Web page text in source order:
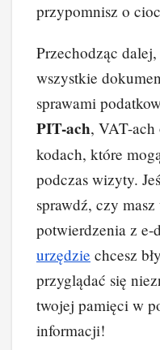
przypomnisz o
Przechodząc
wszystkie
sprawami
PIT-ach, VAT-ach
kodach, które
podczas wizyty.
sprawdź, czy
potwierdzenia z
urzędzie chcesz
przyglądać się
twojej pamięci w
informacji!